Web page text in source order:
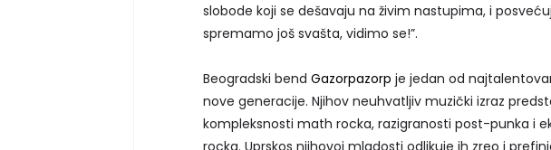
slobode koji se dešavaju na živim nastupima, i
spremamo još svašta, vidimo se!”.
Beogradski bend Gazorpazorp je jedan od
nove generacije. Njihov neuhvatljiv muzički izraz
kompleksnosti math rocka, razigranosti post-punka i
rocka. Uprskos njihovoj mladosti odlikuje ih zreo i